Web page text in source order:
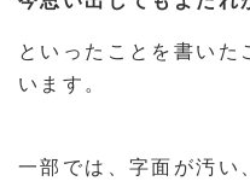
といったことを書いた
います。
一部では、字面が汚い